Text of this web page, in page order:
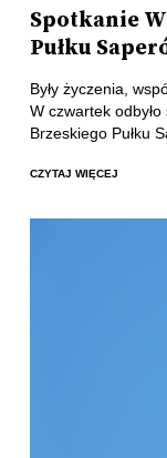
Spotkanie
Pułku
Były życzenia,
W czwartek
Brzeskiego Pułku
CZYTAJ WIĘCEJ